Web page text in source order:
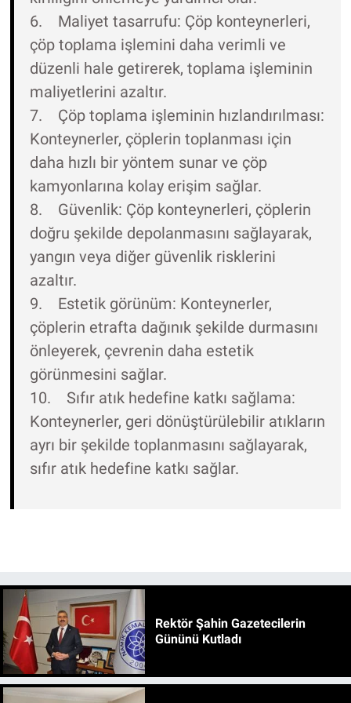
6. Maliyet tasarrufu: Çöp konteynerleri,
çöp toplama işlemini daha verimli ve
düzenli hale getirerek, toplama işleminin
maliyetlerini azaltır.
7. Çöp toplama işleminin hızlandırılması:
Konteynerler, çöplerin toplanması için
daha hızlı bir yöntem sunar ve çöp
kamyonlarına kolay erişim sağlar.
8. Güvenlik: Çöp konteynerleri, çöplerin
doğru şekilde depolanmasını sağlayarak,
yangın veya diğer güvenlik risklerini
azaltır.
9. Estetik görünüm: Konteynerler,
çöplerin etrafta dağınık şekilde durmasını
önleyerek, çevrenin daha estetik
görünmesini sağlar.
10. Sıfır atık hedefine katkı sağlama:
Konteynerler, geri dönüştürülebilir atıkların
ayrı bir şekilde toplanmasını sağlayarak,
sıfır atık hedefine katkı sağlar.
Rektör Şahin Gazetecilerin
Gününü Kutladı